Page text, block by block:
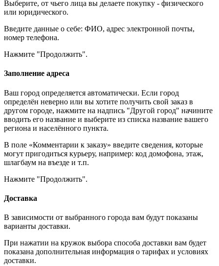
Выберите, от чьего лица вы делаете покупку - физического
или юридического.
Введите данные о себе: ФИО, адрес электронной почты,
номер телефона.
Нажмите "Продолжить".
Заполнение адреса
Ваш город определяется автоматически. Если город
определён неверно или вы хотите получить свой заказ в
другом городе, нажмите на надпись "Другой город" начините
вводить его название и выберите из списка название вашего
региона и населённого пункта.
В поле «Комментарии к заказу» введите сведения, которые
могут пригодиться курьеру, например: код домофона, этаж,
шлагбаум на въезде и т.п.
Нажмите "Продолжить".
Доставка
В зависимости от выбранного города вам будут показаны
варианты доставки.
При нажатии на кружок выбора способа доставки вам будет
показана дополнительная информация о тарифах и условиях
доставки.